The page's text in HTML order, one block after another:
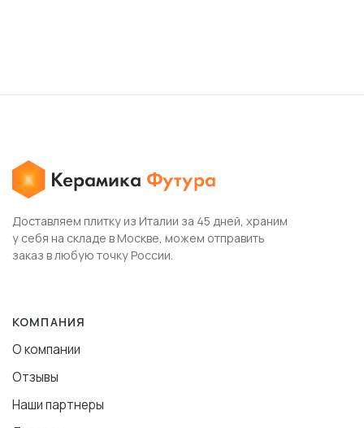
Доставляем плитку из Италии за 45 дней, храним
у себя на складе в Москве, можем отправить
заказ в любую точку России.
КОМПАНИЯ
О компании
Отзывы
Наши партнеры